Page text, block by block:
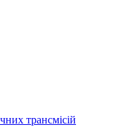
трансмісій